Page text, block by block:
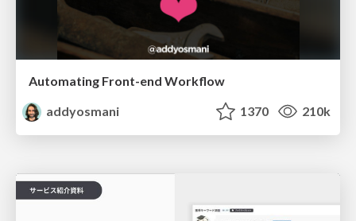
Automating Front-end Workflow
addyosmani
1370 210k